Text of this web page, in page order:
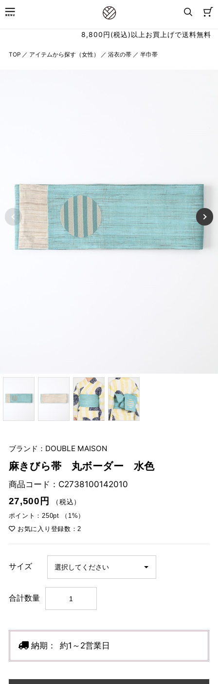
8,800円(税込)以上お買上げで送料無料
TOP ／ アイテムから探す（女性） ／ 浴衣の帯 ／ 半巾帯
ブランド：DOUBLE MAISON
麻きびら帯 丸ボーダー 水色
商品コード： C2738100142010
27,500円
（税込）
ポイント：250pt （1%）
お気に入り登録数：2
サイズ
合計数量
納期： 約1～2営業日